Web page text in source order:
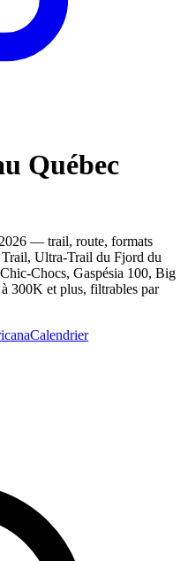
Québec
— trail, route, formats
Ultra-Trail du Fjord du
Chocs, Gaspésia 100, Big
300K et plus, filtrables par
Calendrier